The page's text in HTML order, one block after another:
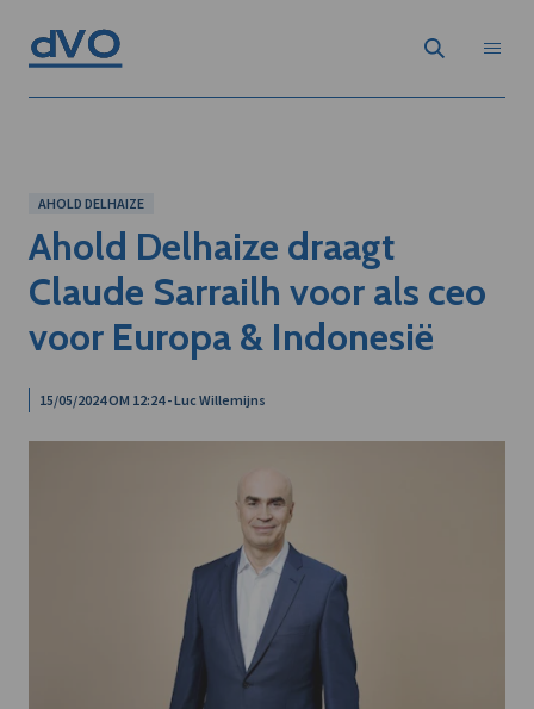
AHOLD DELHAIZE
Ahold Delhaize draagt
Claude Sarrailh voor als ceo
voor Europa & Indonesië
15/05/2024 OM 12:24 - Luc Willemijns